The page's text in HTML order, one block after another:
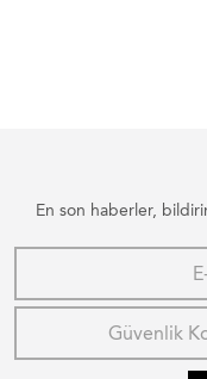
En son haberler,